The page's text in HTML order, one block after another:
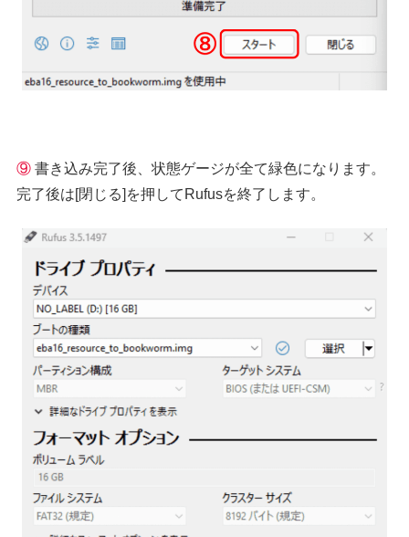
⑨ 書き込み完了後、状態ゲージが全て緑色になります。
完了後は[閉じる]を押してRufusを終了します。